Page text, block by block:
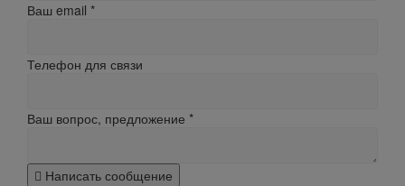
Ваш email *
Телефон для связи
Ваш вопрос, предложение *
Написать сообщение